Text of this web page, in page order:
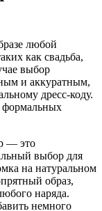
любой
как свадьба,
выбор
и аккуратным,
дресс-коду.
формальных
— это
выбор для
на натуральном
образ,
наряда.
немного